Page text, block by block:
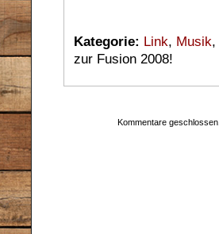
Kategorie: Link, Musik,
zur Fusion 2008!
Kommentare geschlossen.